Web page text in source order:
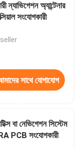
ন্যাভিগেশন অ্যান্টেনার
সংযোগকারী
সাথে যোগাযোগ
বা নেভিগেশন সিস্টেম
PCB সংযোগকারী